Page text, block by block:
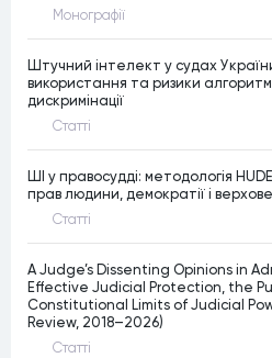
Монографiї
Штучний інтелект у судах
використання та ризики
дискримінації
Статтi
ШІ у правосудді: методологія
прав людини, демократії і
Статтi
A Judge’s Dissenting Opinions in
Effective Judicial Protection, the
Constitutional Limits of Judicial
Review, 2018–2026)
Статтi